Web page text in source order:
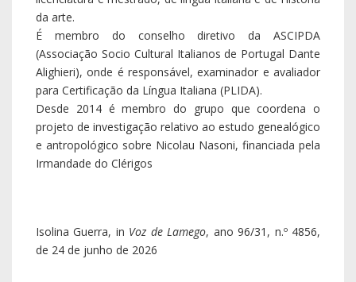
da arte.
É membro do conselho diretivo da ASCIPDA
(Associação Socio Cultural Italianos de Portugal Dante
Alighieri), onde é responsável, examinador e avaliador
para Certificação da Língua Italiana (PLIDA).
Desde 2014 é membro do grupo que coordena o
projeto de investigação relativo ao estudo genealógico
e antropológico sobre Nicolau Nasoni, financiada pela
Irmandade do Clérigos
Isolina Guerra, in Voz de Lamego, ano 96/31, n.º 4856,
de 24 de junho de 2026